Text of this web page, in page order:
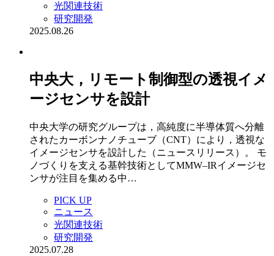
光関連技術
研究開発
2025.08.26
中央大，リモート制御型の透視イメ
ージセンサを設計
中央大学の研究グループは，高純度に半導体質へ分離
されたカーボンナノチューブ（CNT）により，透視な
イメージセンサを設計した（ニュースリリース）。 モ
ノづくりを支える基幹技術としてMMW–IRイメージセ
ンサが注目を集める中…
PICK UP
ニュース
光関連技術
研究開発
2025.07.28